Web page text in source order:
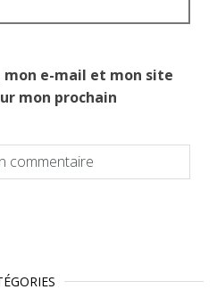
e-mail et mon site
mon prochain